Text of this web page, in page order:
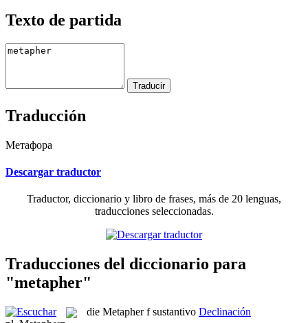
Texto de partida
Traducción
Метафора
Descargar traductor
Traductor, diccionario y libro de frases, más de 20 lenguas,
traducciones seleccionadas.
Traducciones del diccionario para
"metapher"
die Metapher f sustantivo Declinación